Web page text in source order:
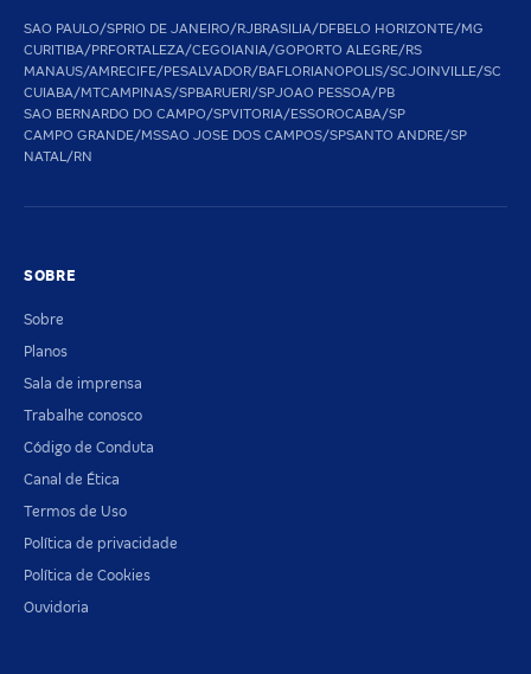
SAO PAULO/SPRIO DE JANEIRO/RJBRASILIA/DFBELO HORIZONTE/MG
CURITIBA/PRFORTALEZA/CEGOIANIA/GOPORTO ALEGRE/RS
MANAUS/AMRECIFE/PESALVADOR/BAFLORIANOPOLIS/SCJOINVILLE/SC
CUIABA/MTCAMPINAS/SPBARUERI/SPJOAO PESSOA/PB
SAO BERNARDO DO CAMPO/SPVITORIA/ESSOROCABA/SP
CAMPO GRANDE/MSSAO JOSE DOS CAMPOS/SPSANTO ANDRE/SP
NATAL/RN
SOBRE
Sobre
Planos
Sala de imprensa
Trabalhe conosco
Código de Conduta
Canal de Ética
Termos de Uso
Política de privacidade
Política de Cookies
Ouvidoria